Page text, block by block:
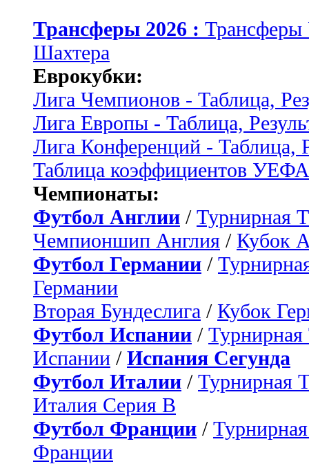
Трансферы 2026 :
Шахтера
Еврокубки:
Лига Чемпионов - Таблица,
Лига Европы - Таблица,
Лига Конференций - Таблица,
Таблица коэффициентов УЕФА
Чемпионаты:
Футбол Англии / Турнирная
Чемпионшип Англия / Кубок
Футбол Германии /
Германии
Вторая Бундеслига / Кубок
Футбол Испании / Турнирная
Испании / Испания Сегунда
Футбол Италии / Турнирная
Италия Серия B
Футбол Франции /
Франции